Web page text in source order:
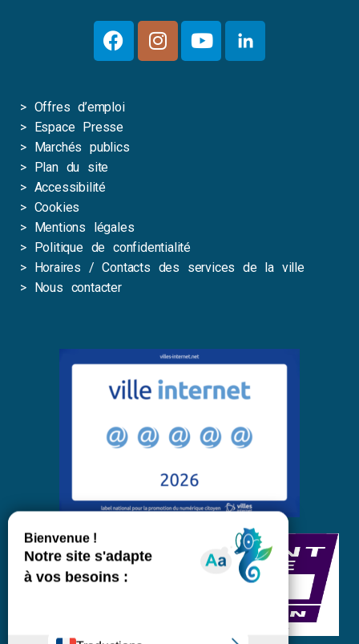
> Offres d’emploi
> Espace Presse
> Marchés publics
> Plan du site
> Accessibilité
> Cookies
> Mentions légales
> Politique de confidentialité
> Horaires / Contacts des services de la ville
> Nous contacter